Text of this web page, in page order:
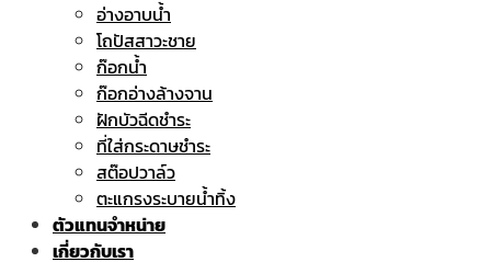
อ่างอาบน้ำ
โถปัสสาวะชาย
ก๊อกน้ำ
ก๊อกอ่างล้างจาน
ฝักบัวฉีดชำระ
ที่ใส่กระดาษชำระ
สต๊อปวาล์ว
ตะแกรงระบายน้ำทิ้ง
ตัวแทนจำหน่าย
เกี่ยวกับเรา